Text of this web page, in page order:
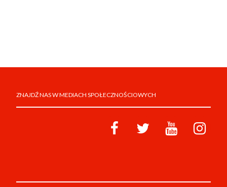
ZNAJDŹ NAS W MEDIACH SPOŁECZNOŚCIOWYCH